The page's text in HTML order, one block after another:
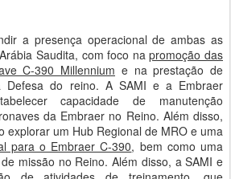
a presença operacional de ambas as
Saudita, com foco napromoção das
C-390 Millennium e na prestação de
Defesa do reino. A SAMI e a Embraer
capacidade de manutenção
da Embraer no Reino. Além disso,
explorar um Hub Regional de MRO e uma
para o Embraer C-390, bem como uma
missão no Reino. Além disso, a SAMI e